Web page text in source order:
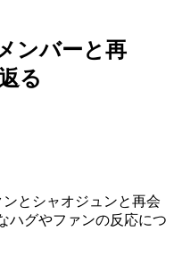
ンバーと再
る
とシャオジュンと再会
ハグやファンの反応につ